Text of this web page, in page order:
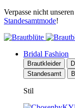
Verpasse nicht
Standesamtmode!
Bridal Fashion
Brautkleider
Standesamt
Stil